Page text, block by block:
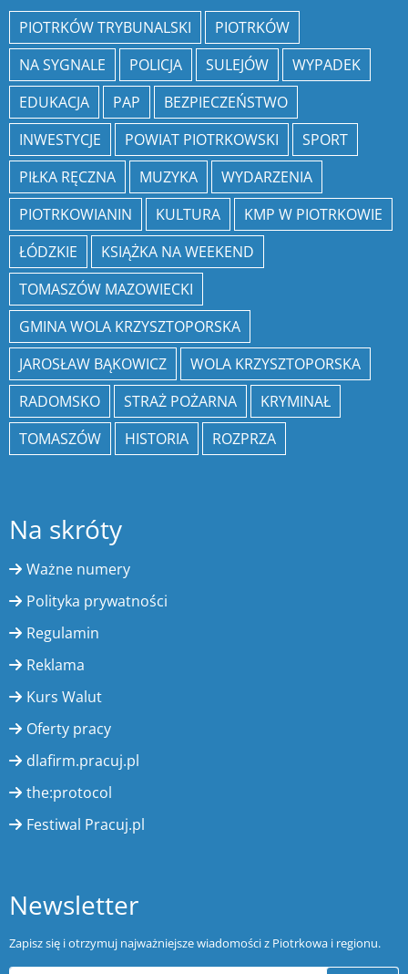
PIOTRKÓW TRYBUNALSKI
PIOTRKÓW
NA SYGNALE
POLICJA SULEJÓW
WYPADEK
EDUKACJA
PAP
BEZPIECZEŃSTWO
INWESTYCJE
POWIAT PIOTRKOWSKI
SPORT
PIŁKA RĘCZNA
MUZYKA
WYDARZENIA
PIOTRKOWIANIN
KULTURA
KMP W PIOTRKOWIE
ŁÓDZKIE
KSIĄŻKA NA WEEKEND
TOMASZÓW MAZOWIECKI
GMINA WOLA KRZYSZTOPORSKA
JAROSŁAW BĄKOWICZ
WOLA KRZYSZTOPORSKA
RADOMSKO
STRAŻ POŻARNA
KRYMINAŁ
TOMASZÓW
HISTORIA ROZPRZA
Na skróty
Ważne numery
Polityka prywatności
Regulamin
Reklama
Kurs Walut
Oferty pracy
dlafirm.pracuj.pl
the:protocol
Festiwal Pracuj.pl
Newsletter
Zapisz się i otrzymuj najważniejsze wiadomości z Piotrkowa i regionu.